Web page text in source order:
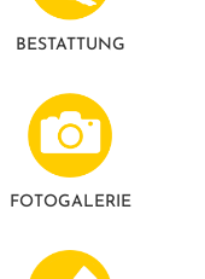
BESTATTUNG
FOTO­GALERIE